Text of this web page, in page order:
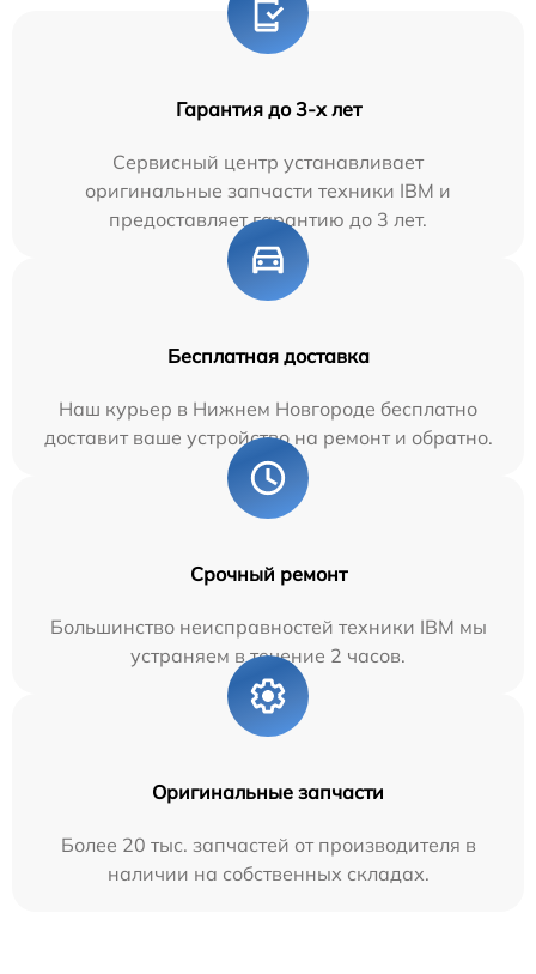
Гарантия до 3-х лет
Сервисный центр устанавливает
оригинальные запчасти техники IBM и
предоставляет гарантию до 3 лет.
Бесплатная доставка
Наш курьер в Нижнем Новгороде бесплатно
доставит ваше устройство на ремонт и обратно.
Срочный ремонт
Большинство неисправностей техники IBM мы
устраняем в течение 2 часов.
Оригинальные запчасти
Более 20 тыс. запчастей от производителя в
наличии на собственных складах.